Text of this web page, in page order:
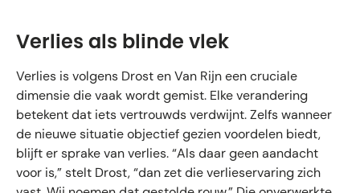
Verlies als blinde vlek
Verlies is volgens Drost en Van Rijn een cruciale
dimensie die vaak wordt gemist. Elke verandering
betekent dat iets vertrouwds verdwijnt. Zelfs wanneer
de nieuwe situatie objectief gezien voordelen biedt,
blijft er sprake van verlies. “Als daar geen aandacht
voor is,” stelt Drost, “dan zet die verlieservaring zich